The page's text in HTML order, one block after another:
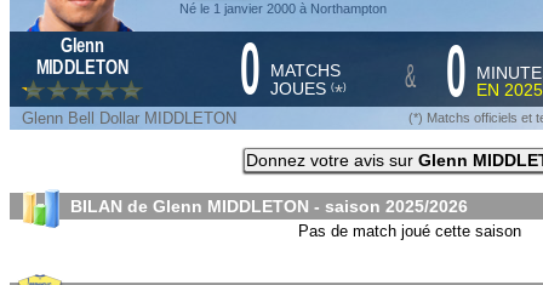
Né le 1 janvier 2000 à Northampton
Glenn
MIDDLETON
0 MATCHS
JOUES (*) & 0
EN
Glenn Bell Dollar MIDDLETON (*) Matchs officiels et
Donnez votre avis sur Glenn
BILAN de Glenn MIDDLETON - saison 2025/2026
Pas de match joué cette saison